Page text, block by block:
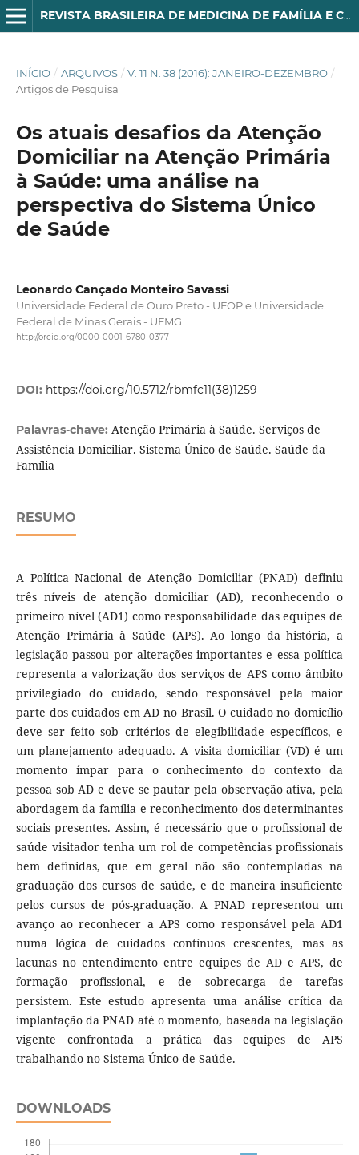
REVISTA BRASILEIRA DE MEDICINA DE FAMÍLIA E COMUNIDADE
INÍCIO / ARQUIVOS / V. 11 N. 38 (2016): JANEIRO-DEZEMBRO /
Artigos de Pesquisa
Os atuais desafios da Atenção
Domiciliar na Atenção Primária
à Saúde: uma análise na
perspectiva do Sistema Único
de Saúde
Leonardo Cançado Monteiro Savassi
Universidade Federal de Ouro Preto - UFOP e Universidade
Federal de Minas Gerais - UFMG
http://orcid.org/0000-0001-6780-0377
DOI: https://doi.org/10.5712/rbmfc11(38)1259
Palavras-chave: Atenção Primária à Saúde. Serviços de
Assistência Domiciliar. Sistema Único de Saúde. Saúde da
Família
RESUMO
A Política Nacional de Atenção Domiciliar (PNAD) definiu
três níveis de atenção domiciliar (AD), reconhecendo o
primeiro nível (AD1) como responsabilidade das equipes de
Atenção Primária à Saúde (APS). Ao longo da história, a
legislação passou por alterações importantes e essa política
representa a valorização dos serviços de APS como âmbito
privilegiado do cuidado, sendo responsável pela maior
parte dos cuidados em AD no Brasil. O cuidado no domicílio
deve ser feito sob critérios de elegibilidade específicos, e
um planejamento adequado. A visita domiciliar (VD) é um
momento ímpar para o conhecimento do contexto da
pessoa sob AD e deve se pautar pela observação ativa, pela
abordagem da família e reconhecimento dos determinantes
sociais presentes. Assim, é necessário que o profissional de
saúde visitador tenha um rol de competências profissionais
bem definidas, que em geral não são contempladas na
graduação dos cursos de saúde, e de maneira insuficiente
pelos cursos de pós-graduação. A PNAD representou um
avanço ao reconhecer a APS como responsável pela AD1
numa lógica de cuidados contínuos crescentes, mas as
lacunas no entendimento entre equipes de AD e APS, de
formação profissional, e de sobrecarga de tarefas
persistem. Este estudo apresenta uma análise crítica da
implantação da PNAD até o momento, baseada na legislação
vigente confrontada a prática das equipes de APS
trabalhando no Sistema Único de Saúde.
DOWNLOADS